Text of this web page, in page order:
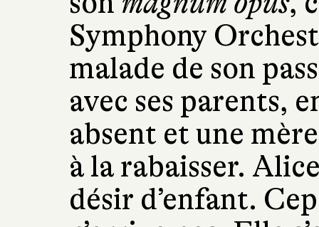
Symphony
malade de son
avec ses parents,
absent et une
à la rabaisser.
désir d’enfant.